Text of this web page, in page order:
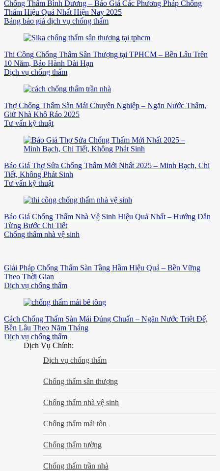
Chống Thấm Bình Dương – Báo Giá Các Phương Pháp Chống
Thấm Hiệu Quả Nhất Hiện Nay 2025
Bảng báo giá dịch vụ chống thấm
Thi Công Chống Thấm Sân Thượng tại TPHCM – Bền Lâu Trên
10 Năm, Bảo Hành Dài Hạn
Dịch vụ chống thấm
Thợ Chống Thấm Sàn Mái Chuyên Nghiệp – Ngăn Nước Thấm,
Giữ Nhà Khô Ráo 2025
Tư vấn kỹ thuật
Báo Giá Thợ Sửa Chống Thấm Mới Nhất 2025 – Minh Bạch, Chi
Tiết, Không Phát Sinh
Tư vấn kỹ thuật
Báo Giá Chống Thấm Nhà Vệ Sinh Hiệu Quả Nhất – Hướng Dẫn
Từng Bước Chi Tiết
Chống thấm nhà vệ sinh
Giải Pháp Chống Thấm Sàn Tầng Hầm Hiệu Quả – Bền Vững
Theo Thời Gian
Dịch vụ chống thấm
Cách Chống Thấm Sàn Mái Đúng Chuẩn – Ngăn Nước Triệt Để,
Bền Lâu Theo Năm Tháng
Dịch vụ chống thấm
Dịch Vụ Chính:
Dịch vụ chống thấm
Chống thấm sân thượng
Chống thấm nhà vệ sinh
Chống thấm mái tôn
Chống thấm tường
Chống thấm trần nhà